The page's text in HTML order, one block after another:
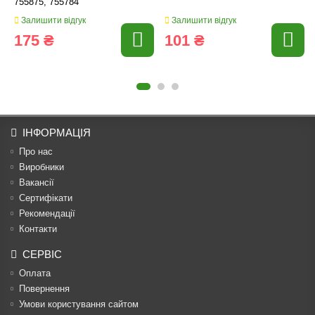
Залишити відгук
175 ₴
Залишити відгук
101 ₴
ІНФОРМАЦІЯ
Про нас
Виробники
Вакансії
Сертифікати
Рекомендації
Контакти
СЕРВІС
Оплата
Повернення
Умови користування сайтом